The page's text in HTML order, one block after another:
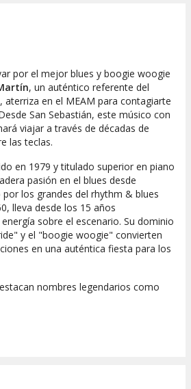
por el mejor blues y boogie woogie
, un auténtico referente del
aterriza en el MEAM para contagiarte
San Sebastián, este músico con
viajar a través de décadas de
las teclas.
en 1979 y titulado superior en piano
pasión en el blues desde
los grandes del rhythm & blues
lleva desde los 15 años
sobre el escenario. Su dominio
y el "boogie woogie" convierten
en una auténtica fiesta para los
nombres legendarios como
escenario con artistas de